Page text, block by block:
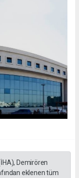
Demirören
eklenen tüm